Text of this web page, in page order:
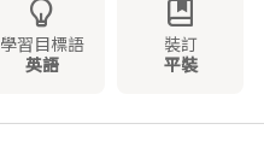
學習目標語
英語
裝訂
平裝